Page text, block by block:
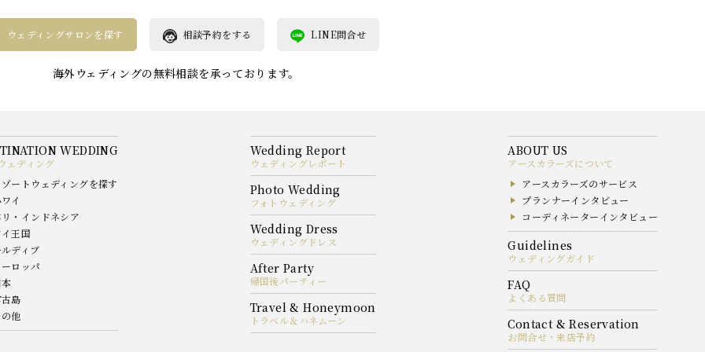
ウェディングサロンを探す 相談予約をする LINE問合せ
海外ウェディングの無料相談を承っております。
ェディング
ートウェディングを探す
イ
・インドネシア
王国
ディブ
ロッパ
島
他
ウェディングレポート
フォトウェディング
ウェディングドレス
帰国後パーティー
トラベル＆ハネムーン
アースカラーズについて
アースカラーズのサービス
プランナーインタビュー
コーディネーターインタビュー
ウェディングガイド
よくある質問
お問合せ・来店予約